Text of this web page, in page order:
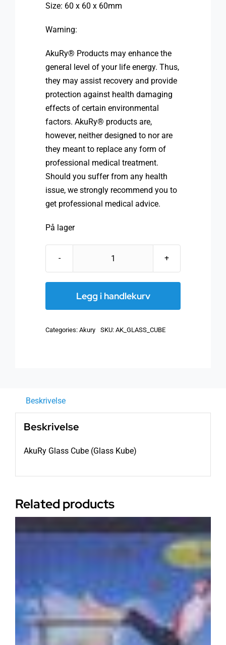
Size: 60 x 60 x 60mm
Warning:
AkuRy® Products may enhance the
general level of your life energy. Thus,
they may assist recovery and provide
protection against health damaging
effects of certain environmental
factors. AkuRy® products are,
however, neither designed to nor are
they meant to replace any form of
professional medical treatment.
Should you suffer from any health
issue, we strongly recommend you to
get professional medical advice.
På lager
AkuRy
Cube
antall
Legg i handlekurv
Categories: Akury SKU: AK_GLASS_CUBE
Beskrivelse
Beskrivelse
AkuRy Glass Cube (Glass Kube)
Related products